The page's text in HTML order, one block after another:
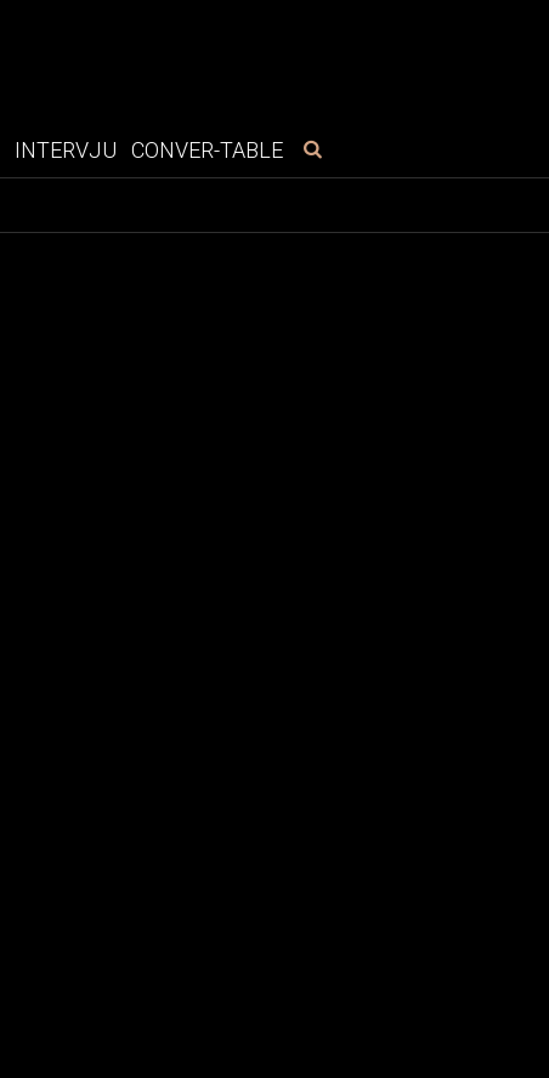
INTERVJU CONVER-TABLE